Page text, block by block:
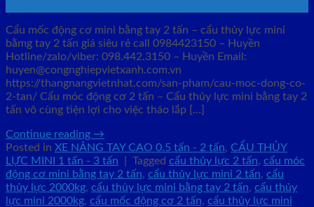
Cẩu mốc động cơ mini bằng tay 2 tấn – cẩu thủy lực mini
bằmg tay 2 tấn giá siêu rẻ call 0984423150 – Huyền
Hotline/zalo/viber: 098.442.3150 – Huyền Email:
huyen@congnghiepvietxanh.com.vn
https://thangnangvietnhat.com/san-pham/cau-moc-dong-co-
2-tan/ Cẩu móc động cơ 2 tấn – Cẩu thủy lực mini bằng tay 2
tấn vô cùng tiện lợi cho việc tháo lắp […]
Continue reading →
Posted in XE NÂNG TAY CAO 0.5 tấn - 2 tấn, CẨU THỦY
LỰC MINI 1 tấn - 3 tấn
Tagged cẩu thủy lực 2 tấn, cẩu móc
động cơ mini bằng tay 2 tấn, cẩu thủy lực mini 2 tấn, cẩu
thủy lực 2000kg, cẩu thủy lực mini bằng tay 2 tấn, cẩu thủy
lực mini 2000kg, cẩu mốc động cơ 2 tấn, cẩu thủy lực mini